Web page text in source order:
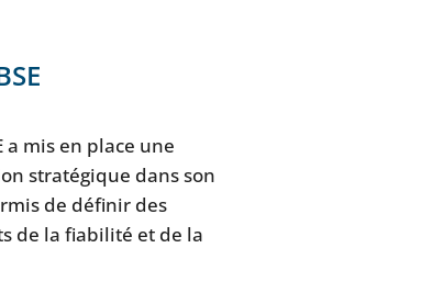
mis en place une
stratégique dans son
de définir des
de la fiabilité et de la